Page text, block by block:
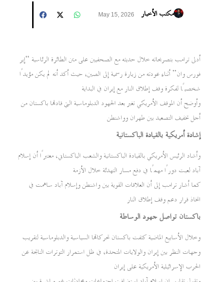
مكتب الأخبار May 15, 2026
أدلى ترامب بتصريحاته خلال حديثه مع الصحفيين على متن الطائرة الرئاسية “إير
فورس وان” أثناء عودته من زيارة رسمية إلى الصين، حيث أكد أنه لم يكن مؤيدًا
شخصيًا لفكرة وقف إطلاق النار مع إيران في البداية
وأوضح أن الموقف الأمريكي تغير بعد الجهود الدبلوماسية التي قادتها باكستان من
أجل تخفيف التصعيد بين طهران وواشنطن
إشادة أمريكية بالقيادة الباكستانية
وأشاد الرئيس الأمريكي بالقيادة الباكستانية والشعب الباكستاني، معتبرًا أن إسلام
آباد لعبت دورًا مهمًا في دفع مسار التهدئة خلال الأزمة
كما أشار ترامب إلى أن العلاقات القوية بين واشنطن وإسلام آباد ساهمت في
اتخاذ قرار دعم وقف إطلاق النار
باكستان تواصل جهود الوساطة
وخلال الأسابيع الماضية كثفت باكستان تحركاتها السياسية والدبلوماسية لتقريب
وجهات النظر بين إيران والولايات المتحدة، في ظل استمرار التوترات الناتجة عن
الحرب الإسرائيلية الأمريكية على إيران